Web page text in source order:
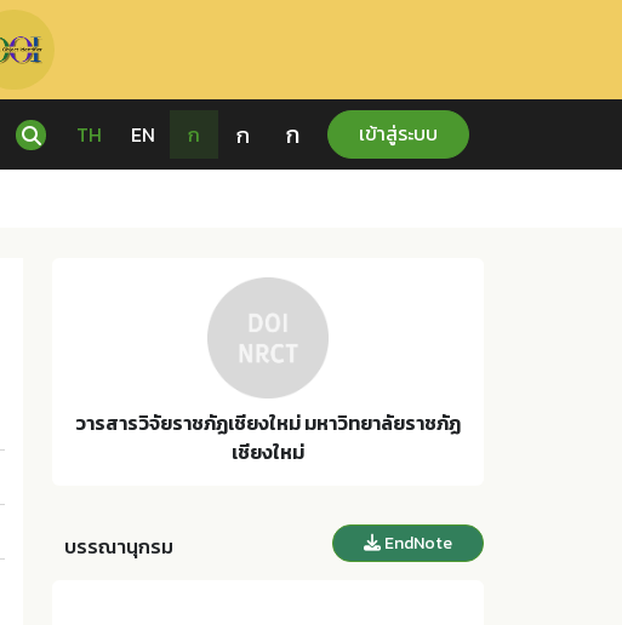
TH EN ก ก ก เข้าสู่ระบบ
วารสารวิจัยราชภัฏเชียงใหม่ มหาวิทยาลัยราชภัฏ
เชียงใหม่
บรรณานุกรม EndNote